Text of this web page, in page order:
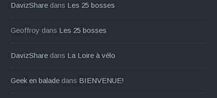
DavizShare dans Les 25 bosses
Geoffroy dans Les 25 bosses
DavizShare dans La Loire à vélo
Geek en balade dans BIENVENUE!